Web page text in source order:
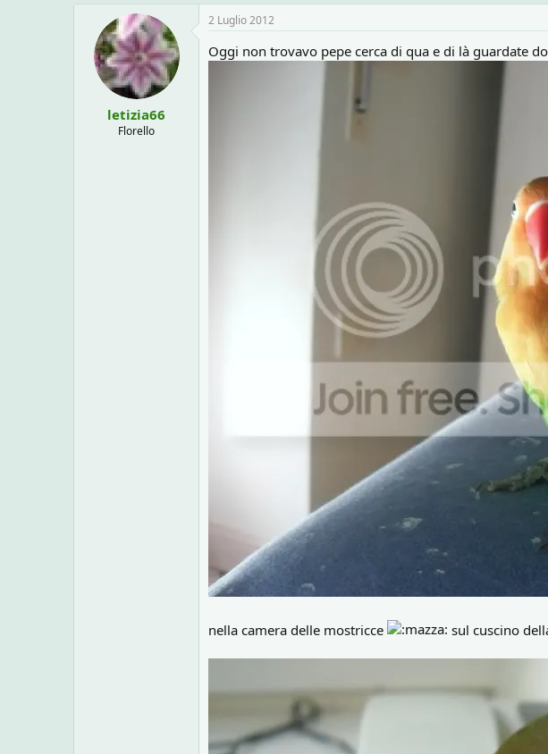
i
letizia66
Florello
2 Luglio 2012
Oggi non trovavo pepe cerca di qua e di là guardate
nella camera delle mostricce sul cuscino